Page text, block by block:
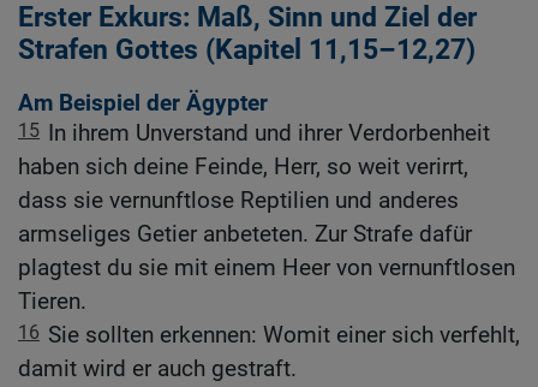
Erster Exkurs: Maß, Sinn und Ziel der
Strafen Gottes (Kapitel 11,15–12,27)
Am Beispiel der Ägypter
15 In ihrem Unverstand und ihrer Verdorbenheit
haben sich deine Feinde, Herr, so weit verirrt,
dass sie vernunftlose Reptilien und anderes
armseliges Getier anbeteten. Zur Strafe dafür
plagtest du sie mit einem Heer von vernunftlosen
Tieren.
16 Sie sollten erkennen: Womit einer sich verfehlt,
damit wird er auch gestraft.